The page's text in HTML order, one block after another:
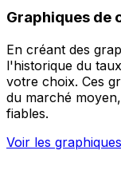
Graphiques de
En créant des
l'historique du
votre choix. Ces
du marché
fiables.
Voir les graphiques